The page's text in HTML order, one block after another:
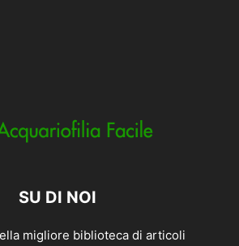
SU DI NOI
migliore biblioteca di articoli